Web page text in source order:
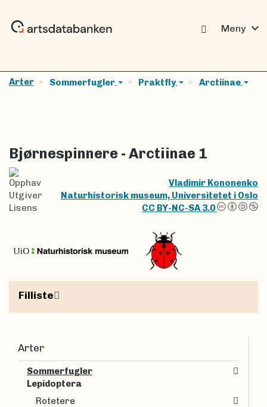
Meny expand_more
Arter Sommerfugler Praktfly Arctiinae
Bjørnespinnere - Arctiinae 1
Opphav
Vladimir Kononenko
Utgiver
Naturhistorisk museum, Universitetet i Oslo
Lisens
CC BY-NC-SA 3.0
Filliste
Arter
Sommerfugler
Lepidoptera
Rotetere